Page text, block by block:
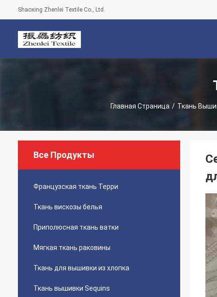
Shaoxing Zhenlei Textile Co., Ltd.
Главная Страница / Ткань
Все Продукты
Французская ткань Терри
Ткань вискозы белья
Приполюсная ткань ватки
Мягкая ткань раковины
Ткань для вышивки из хлопка
Ткань вышивки Sequins